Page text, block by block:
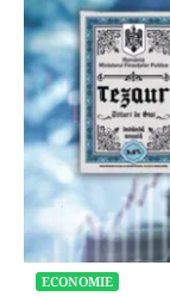
ECONOMIE